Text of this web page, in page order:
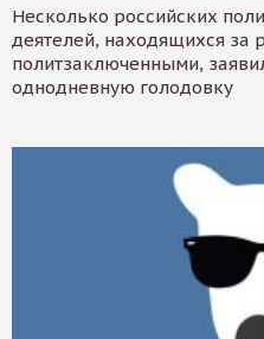
Несколько российских
деятелей, находящихся за
политзаключенными,
однодневную голодовку